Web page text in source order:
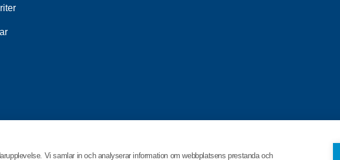
Vi samlar in och analyserar information om webbplatsens prestanda och